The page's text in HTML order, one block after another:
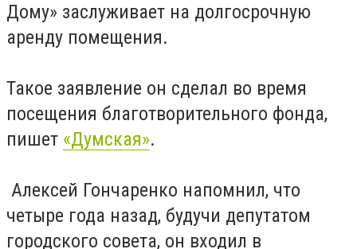
Дому» заслуживает на долгосрочную
аренду помещения.
Такое заявление он сделал во время
посещения благотворительного фонда,
пишет «Думская».
Алексей Гончаренко напомнил, что
четыре года назад, будучи депутатом
городского совета, он входил в